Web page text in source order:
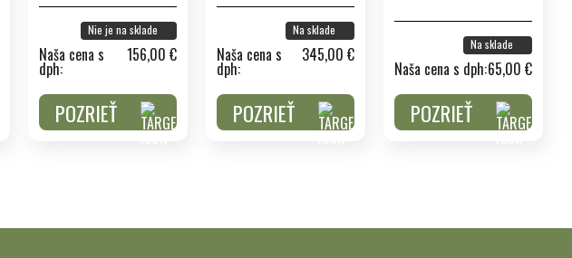
Nie je na sklade
Naša cena s
dph:
156,00 €
POZRIEŤ
Na sklade
Naša cena s
dph:
345,00 €
POZRIEŤ
Na sklade
Naša cena s dph:65,00 €
POZRIEŤ